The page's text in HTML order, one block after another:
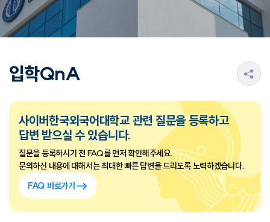
입학QnA
사이버한국외국어대학교 관련 질문을 등록하고
답변 받으실 수 있습니다.
질문을 등록하시기 전 FAQ를 먼저 확인해주세요.
문의하신 내용에 대해서는 최대한 빠른 답변을 드리도록 노력하겠습니다.
FAQ 바로가기